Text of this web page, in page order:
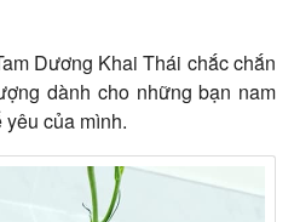
Dương Khai Thái chắc chắn
dành cho những bạn nam
của mình.